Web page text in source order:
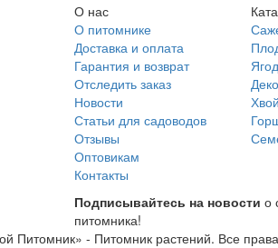
О нас
О питомнике
Доставка и оплата
Гарантия и возврат
Отследить заказ
Новости
Статьи для садоводов
Отзывы
Оптовикам
Контакты
Подписывайтесь на новости о
питомника!
Питомник» - Питомник растений. Все